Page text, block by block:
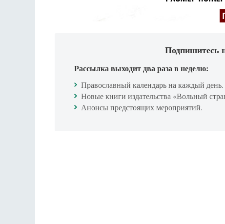
Подпишитесь
Рассылка выходит два раза в неделю:
Православный календарь на каждый день.
Новые книги издательства «Вольный
Анонсы предстоящих мероприятий.